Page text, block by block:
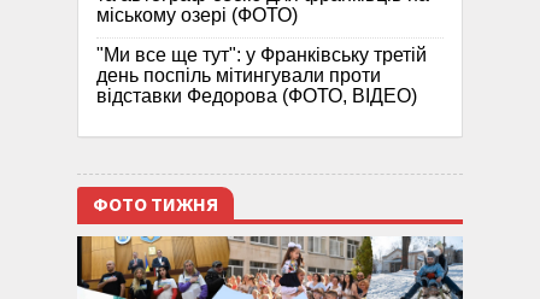
міському озері (ФОТО)
"Ми все ще тут": у Франківську третій
день поспіль мітингували проти
відставки Федорова (ФОТО, ВІДЕО)
ФОТО ТИЖНЯ